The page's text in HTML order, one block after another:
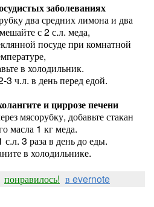
заболеваниях
два средних лимона и два
с 2 с.л. меда,
посуде при комнатной
в холодильник.
ч.л. в день перед едой.
и циррозе печени
мясорубку, добавьте стакан
масла 1 кг меда.
3 раза в день до еды.
в холодильнике.
понравилось! в evernote